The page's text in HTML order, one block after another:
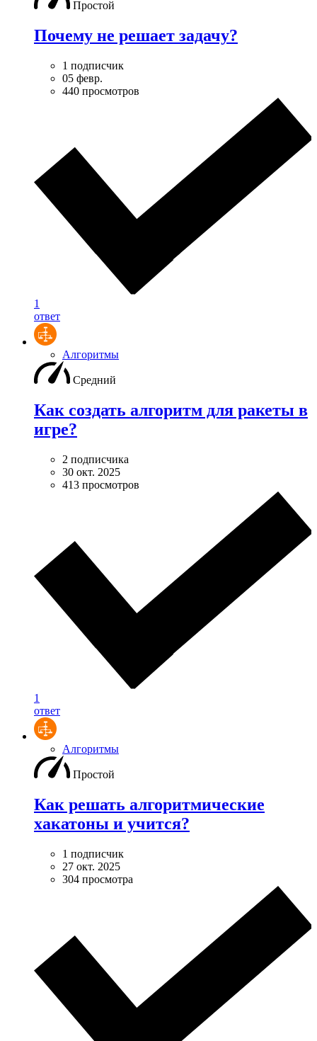
Простой
Почему не решает задачу?
1 подписчик
05 февр.
440 просмотров
1
ответ
Алгоритмы
Средний
Как создать алгоритм для ракеты в
игре?
2 подписчика
30 окт. 2025
413 просмотров
1
ответ
Алгоритмы
Простой
Как решать алгоритмические
хакатоны и учится?
1 подписчик
27 окт. 2025
304 просмотра